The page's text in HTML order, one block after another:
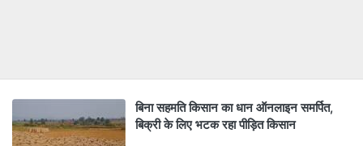
बिना सहमति किसान का धान ऑनलाइन समर्पित,
बिक्री के लिए भटक रहा पीड़ित किसान